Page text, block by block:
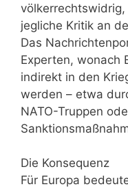
jegliche Kritik an
Das
Experten, wonach
indirekt in den
werden – etwa
NATO-Truppen
Die Konsequenz
Für Europa